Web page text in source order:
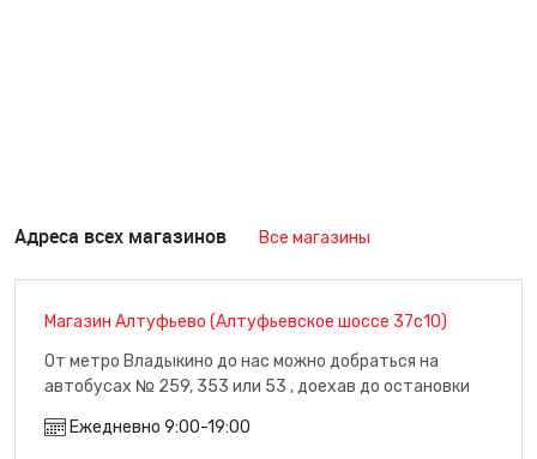
Адреса всех магазинов Все магазины
Магазин Алтуфьево (Алтуфьевское шоссе 37с10)
От метро Владыкино до нас можно добраться на
автобусах № 259, 353 или 53 , доехав до остановки
Ежедневно 9:00-19:00